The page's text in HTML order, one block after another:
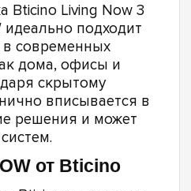
Bticino Living Now 3
идеально подходит
современных
дома, офисы и
скрытому
вписывается в
решения и может
от Bticino